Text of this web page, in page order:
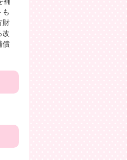
も
財
改
償